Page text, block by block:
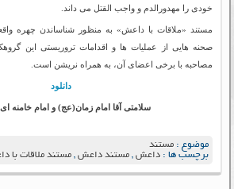
خودی را مهدورالدم و واجب القتل می داند.
مستند «ملاقات با داعش» به منظور شناساندن چهره
صحنه هایی از عملیات ها و اقدامات تروریستی این
مصاحبه با برخی اعضای آن، به همراه نریشن است.
دانلود
سلامتی آقا امام زمان(عج) و امام خامنه
موضوع :مستند
برچسب ها :داعش ,مستند داعش ,مستند ملاقات با